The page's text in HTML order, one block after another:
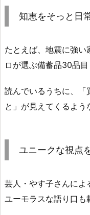
知恵をそっと日
たとえば、地震に強
ロが選ぶ備蓄品30品
読んでいるうちに、「
と」が見えてくるよう
ユニークな視点
芸人・やす子さんによ
ユーモラスな語り口も